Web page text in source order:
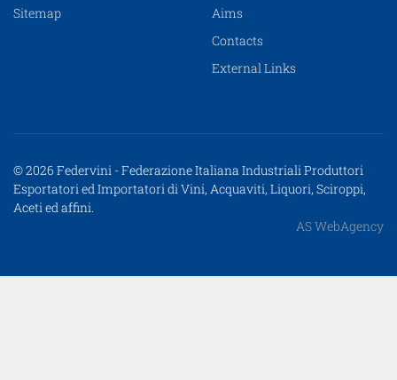
Sitemap
Aims
Contacts
External Links
© 2026 Federvini - Federazione Italiana Industriali Produttori
Esportatori ed Importatori di Vini, Acquaviti, Liquori, Sciroppi,
Aceti ed affini.
AS WebAgency